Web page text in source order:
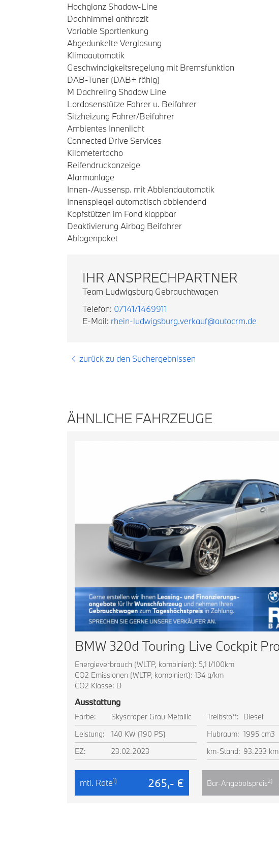
Hochglanz Shadow-Line
Dachhimmel anthrazit
Variable Sportlenkung
Abgedunkelte Verglasung
Klimaautomatik
Geschwindigkeitsregelung mit Bremsfunktion
DAB-Tuner (DAB+ fähig)
M Dachreling Shadow Line
Lordosenstütze Fahrer u. Beifahrer
Sitzheizung Fahrer/Beifahrer
Ambientes Innenlicht
Connected Drive Services
Kilometertacho
Reifendruckanzeige
Alarmanlage
Innen-/Aussensp. mit Abblendautomatik
Innenspiegel automatisch abblendend
Kopfstützen im Fond klappbar
Deaktivierung Airbag Beifahrer
Ablagenpaket
IHR ANSPRECHPARTNER
Team Ludwigsburg Gebrauchtwagen
Telefon: 07141/1469911
E-Mail: rhein-ludwigsburg.verkauf@autocrm.de
zurück zu den Suchergebnissen
ÄHNLICHE FAHRZEUGE
Energieverbrauch (WLTP, kombiniert): 5,1 l/100km
CO2 Emissionen (WLTP, kombiniert): 134 g/km
CO2 Klasse: D
Ausstattung
Farbe: Skyscraper Grau Metallic Treibstoff: Diesel
Leistung:
140 KW (190 PS) Hubraum: 1995 cm3
EZ:
23.02.2023 km-Stand: 93.233 km
mtl. Rate1) 265,- € Bar-Angebotspreis2)